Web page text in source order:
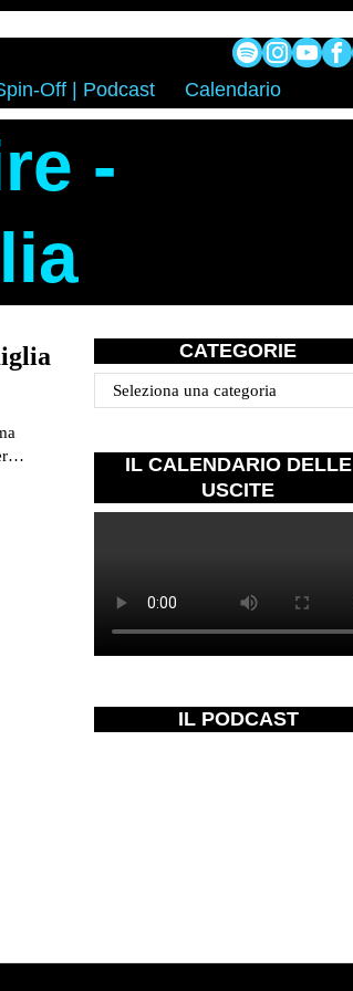
Off | Podcast Calendario
-
CATEGORIE
Categorie
IL CALENDARIO DELLE
USCITE
IL PODCAST